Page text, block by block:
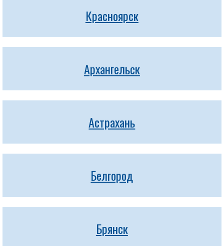
Красноярск
Архангельск
Астрахань
Белгород
Брянск